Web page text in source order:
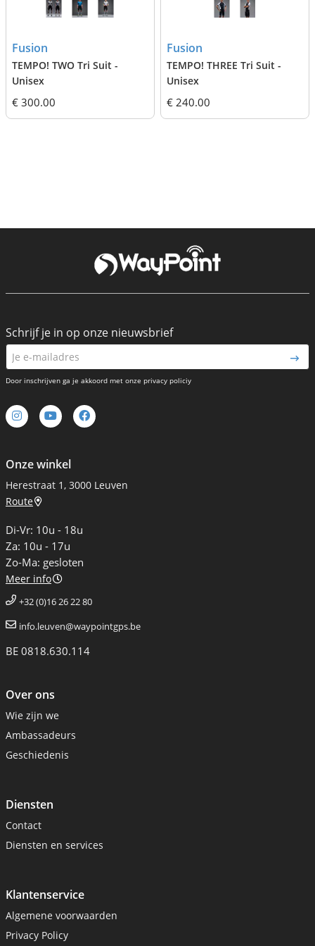
Fusion
TEMPO! TWO Tri Suit -
Unisex
€ 300.00
Fusion
TEMPO! THREE Tri Suit -
Unisex
€ 240.00
Onze winkel
Herestraat 1, 3000 Leuven
Route
Di-Vr: 10u - 18u
Za: 10u - 17u
Zo-Ma: gesloten
Meer info
+32 (0)16 26 22 80
info.leuven@waypointgps.be
BE 0818.630.114
Over ons
Wie zijn we
Ambassadeurs
Geschiedenis
Diensten
Contact
Diensten en services
Klantenservice
Algemene voorwaarden
Privacy Policy
Schrijf je in op onze nieuwsbrief
Door inschrijven ga je akkoord met onze privacy policiy